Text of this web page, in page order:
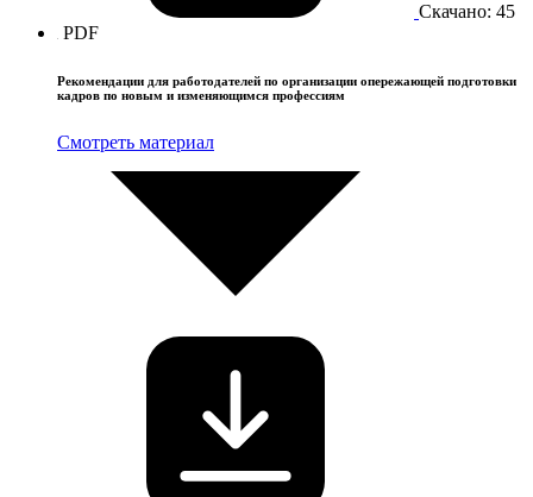
Скачано: 45
PDF
Рекомендации для работодателей по организации опережающей подготовки
кадров по новым и изменяющимся профессиям
Смотреть материал